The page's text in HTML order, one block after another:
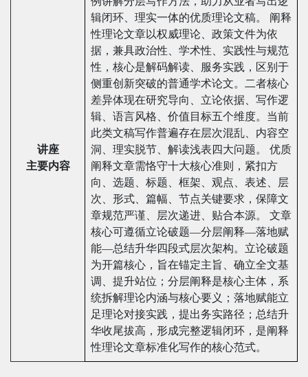
讲座
主要内容
辑闭环、理实一体的优质理论文稿。 阐释
性理论文章以权威理论、政策文件为依
据，兼具政治性、学术性、实践性与规范
性，核心是解码解读、服务实践，区别于
侧重创新突破的普通学术论文。二者核心
差异体现在研究导向、立论依据、写作逻
辑、语言风格、价值目标五个维度。当前
此类文稿写作普遍存在层次混乱、内容空
洞、理实脱节、解读浅表四大问题。 优质
阐释文章需恪守十大核心准则，紧扣方
向、选题、标题、框架、观点、表述、层
次、形式、篇幅、节点关键要求，保障文
章规范严谨、层次递进、贴合本源。 文章
核心可遵循立论破题—分层阐释—落地赋
能—总结升华四段式层次架构。立论破题
为开篇核心，旨在锚定主旨、确立全文基
调、提升站位；分层阐释是核心主体，系
统拆解理论内涵与核心要义；落地赋能立
足理论对接实践，提出务实路径；总结升
华收尾拔高，形成完整逻辑闭环，是阐释
性理论文章标准化写作的核心范式。